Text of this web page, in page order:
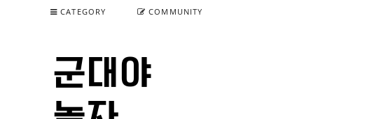
CATEGORY COMMUNITY